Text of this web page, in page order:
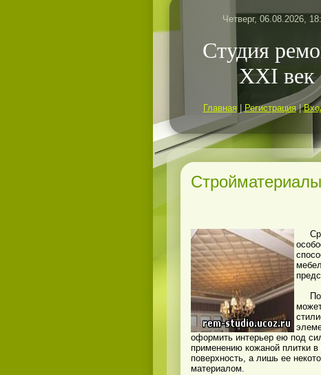
Четверг, 06.08.2026,
Студия
ХХI век
Главная Регистрация|
Стройматериалы
По
оформить интерьер ею под
применению кожаной плитки
поверхность, а лишь ее
материалом.